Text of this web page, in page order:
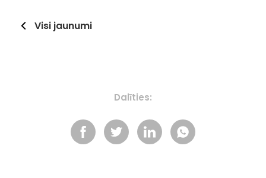
Visi jaunumi
Dalīties: